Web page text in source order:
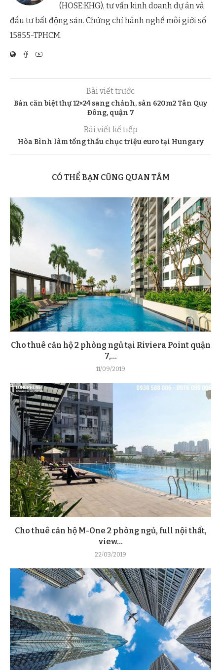
(HOSE:KHG), tư vấn kinh doanh dự án và
đầu tư bất động sản. Chứng chỉ hành nghề môi giới số
15855-TPHCM.
Bài viết trước
Bán căn biệt thự 12×24 sang chảnh, sàn 620m2 Tân Quy
Đông, quận 7
Bài viết kế tiếp
Hòa Bình làm tổng thầu chục triệu euro tại Hungary
CÓ THỂ BẠN CŨNG QUAN TÂM
Cho thuê căn hộ 2 phòng ngủ tại Riviera Point quận
7,...
11/09/2019
Cho thuê căn hộ M-One 2 phòng ngủ, full nội thất,
view...
22/03/2019